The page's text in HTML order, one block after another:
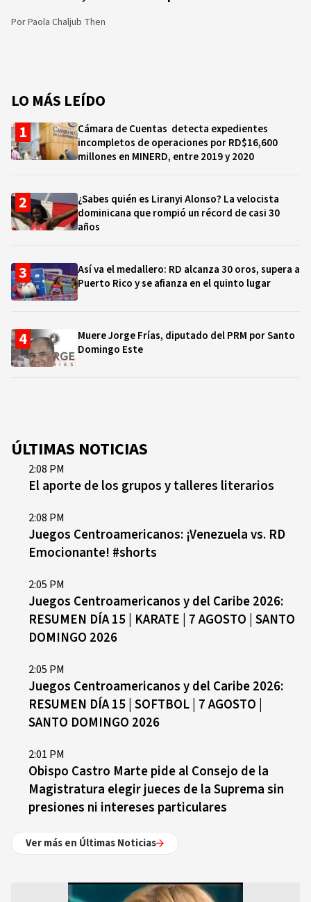
PorPaola Chaljub Then
LO MÁS LEÍDO
Cámara de Cuentas detecta expedientes
incompletos de operaciones por RD$16,600
millones en MINERD, entre 2019 y 2020
¿Sabes quién es Liranyi Alonso? La velocista
dominicana que rompió un récord de casi 30
años
Así va el medallero: RD alcanza 30 oros, supera a
Puerto Rico y se afianza en el quinto lugar
Muere Jorge Frías, diputado del PRM por Santo
Domingo Este
ÚLTIMAS NOTICIAS
2:08 PM
El aporte de los grupos y talleres literarios
2:08 PM
Juegos Centroamericanos: ¡Venezuela vs. RD
Emocionante! #shorts
2:05 PM
Juegos Centroamericanos y del Caribe 2026:
RESUMEN DÍA 15 | KARATE | 7 AGOSTO | SANTO
DOMINGO 2026
2:05 PM
Juegos Centroamericanos y del Caribe 2026:
RESUMEN DÍA 15 | SOFTBOL | 7 AGOSTO |
SANTO DOMINGO 2026
2:01 PM
Obispo Castro Marte pide al Consejo de la
Magistratura elegir jueces de la Suprema sin
presiones ni intereses particulares
Ver más en Últimas Noticias